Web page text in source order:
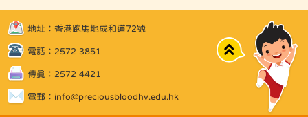
地址：香港跑馬地成和道72號
電話：2572 3851
傳真：2572 4421
電郵： info@preciousbloodhv.edu.hk
Top